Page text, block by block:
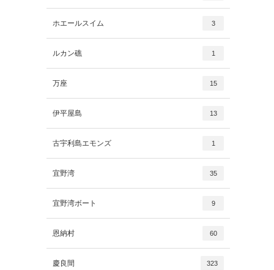
ホエールスイム 3
ルカン礁 1
万座 15
伊平屋島 13
古宇利島エモンズ 1
宜野湾 35
宜野湾ボート 9
恩納村 60
慶良間 323